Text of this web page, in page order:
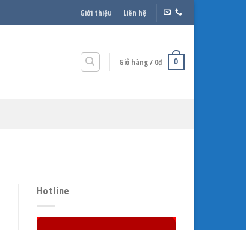
Giới thiệu Liên hệ
Giỏ hàng / 0₫ 0
Hotline